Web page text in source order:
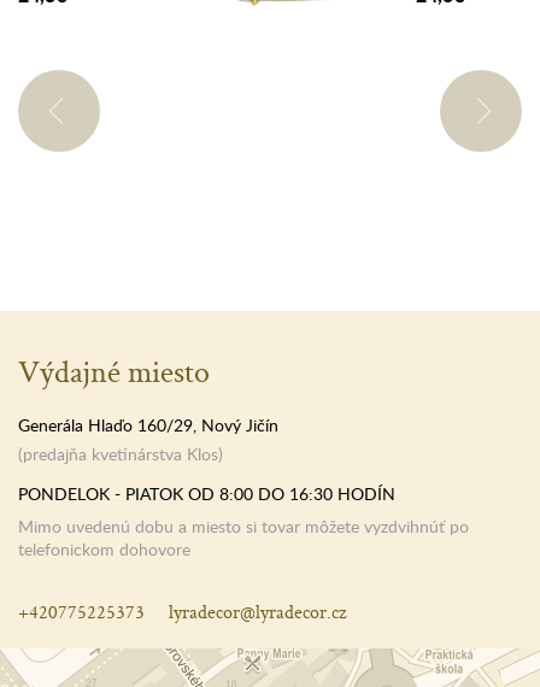
Výdajné miesto
Generála Hlaďo 160/29, Nový Jičín
(predajňa kvetinárstva Klos)
PONDELOK - PIATOK OD 8:00 DO 16:30 HODÍN
Mimo uvedenú dobu a miesto si tovar môžete vyzdvihnúť po
telefonickom dohovore
+420775225373 lyradecor@lyradecor.cz